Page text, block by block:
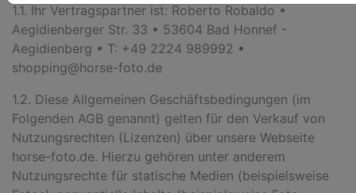
1.1. Ihr Vertragspartner ist: Roberto Robaldo •
Aegidienberger Str. 33 • 53604 Bad Honnef -
Aegidienberg • T: +49 2224 989992 •
shopping@horse-foto.de
1.2. Diese Allgemeinen Geschäftsbedingungen (im
Folgenden AGB genannt) gelten für den Verkauf von
Nutzungsrechten (Lizenzen) über unsere Webseite
horse-foto.de. Hierzu gehören unter anderem
Nutzungsrechte für statische Medien (beispielsweise